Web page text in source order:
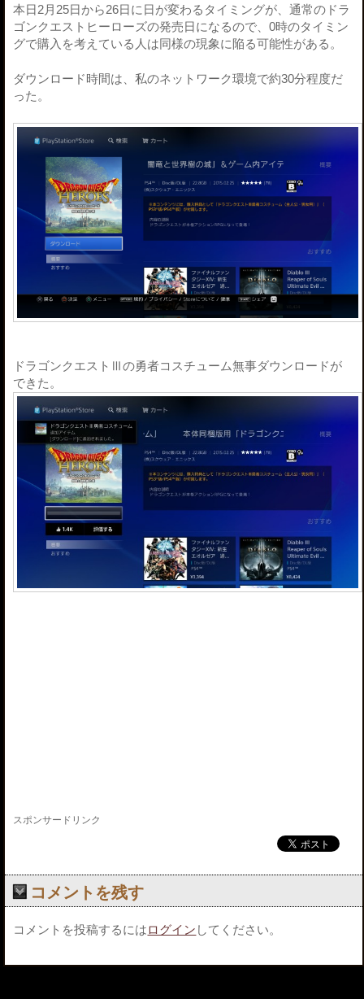
本日2月25日から26日に日が変わるタイミングが、通常のドラ
ゴンクエストヒーローズの発売日になるので、0時のタイミン
グで購入を考えている人は同様の現象に陥る可能性がある。
ダウンロード時間は、私のネットワーク環境で約30分程度だ
った。
ドラゴンクエストⅢの勇者コスチューム無事ダウンロードが
できた。
スポンサードリンク
コメントを残す
コメントを投稿するにはログイン してください。